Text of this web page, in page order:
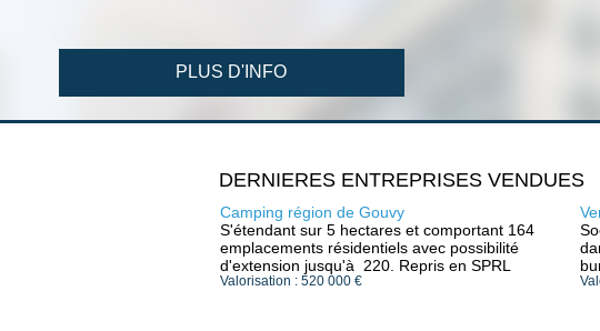
PLUS D'INFO
DERNIERES ENTREPRISES VENDUES
Camping région de Gouvy
S'étendant sur 5 hectares et comportant 164
emplacements résidentiels avec possibilité
d'extension jusqu'à 220. Repris en SPRL
Valorisation : 520 000 €